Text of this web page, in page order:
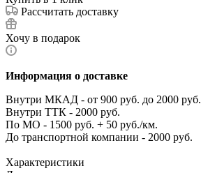
Рассчитать доставку
Хочу в подарок
Информация о доставке
Внутри МКАД - от 900 руб. до 2000 руб.
Внутри ТТК - 2000 руб.
По МО - 1500 руб. + 50 руб./км.
До транспортной компании - 2000 руб.
Характеристики